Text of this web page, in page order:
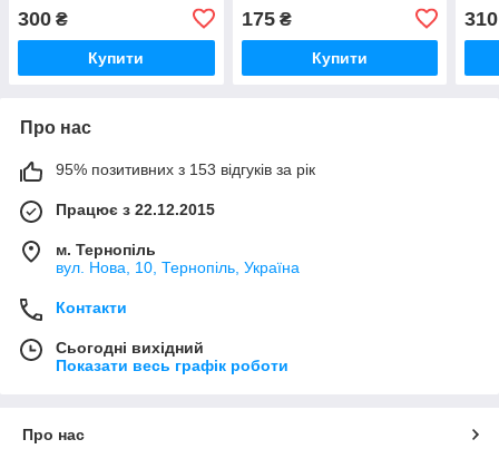
300 ₴
Купити
175₴
Купити
310
Про нас
95% позитивних з 153 відгуків за рік
Працює з 22.12.2015
м. Тернопіль
вул. Нова, 10, Тернопіль, Україна
Контакти
Сьогодні вихідний
Показати весь графік роботи
Про нас